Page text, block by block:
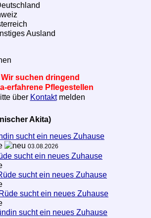
Ausland
Wir suchen dringend
erfahrene Pflegestellen
über Kontaktmelden
Akita)
sucht ein neues Zuhause
03.08.2026
sucht ein neues Zuhause
sucht ein neues Zuhause
sucht ein neues Zuhause
sucht ein neues Zuhause